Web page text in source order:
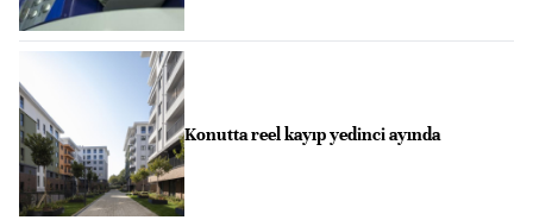
Konutta reel kayıp yedinci ayında